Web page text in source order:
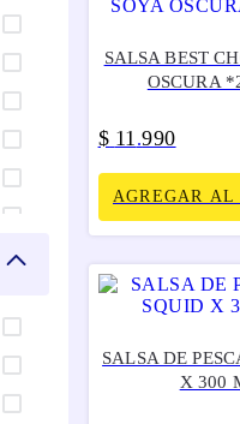
SALSA BEST
OSCURA
$ 11 .990
AGREGAR AL
SALSA DE
X 300